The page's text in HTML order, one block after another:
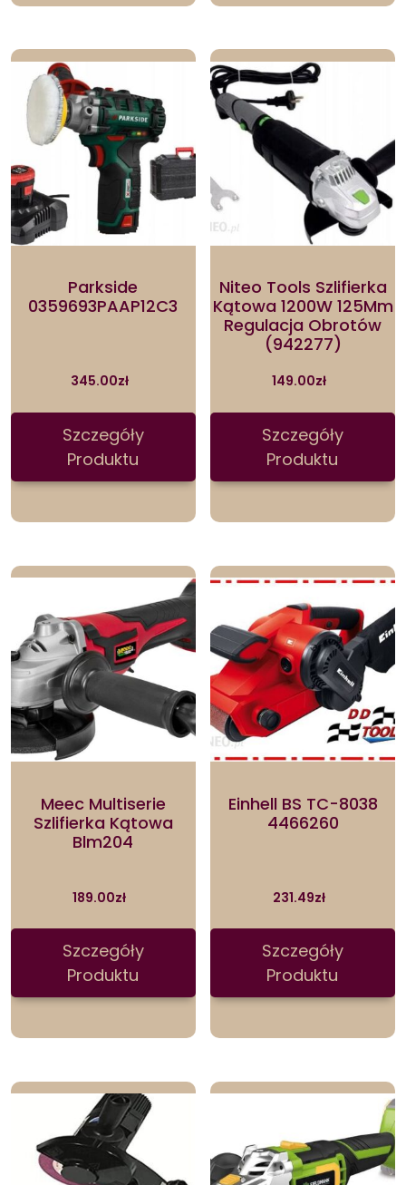
Parkside
0359693PAAP12C3
345.00zł
Szczegóły
Produktu
Niteo Tools Szlifierka
Kątowa 1200W 125Mm
Regulacja Obrotów
(942277)
149.00zł
Szczegóły
Produktu
Meec Multiserie
Szlifierka Kątowa
Blm204
189.00zł
Szczegóły
Produktu
Einhell BS TC-8038
4466260
231.49zł
Szczegóły
Produktu